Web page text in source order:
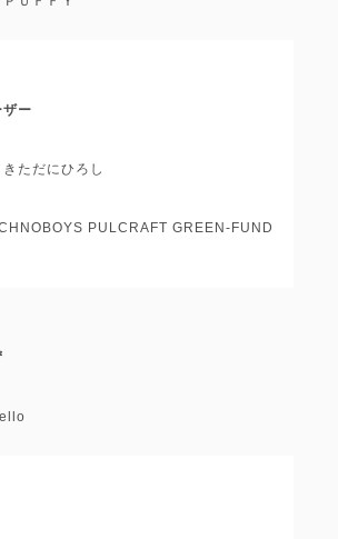
ー
ただにひろし
PULCRAFT GREEN-FUND